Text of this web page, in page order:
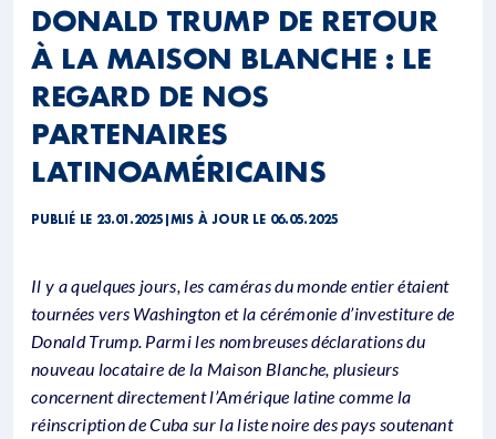
DONALD TRUMP DE RETOUR
À LA MAISON BLANCHE : LE
REGARD DE NOS
PARTENAIRES
LATINOAMÉRICAINS
PUBLIÉ LE 23.01.2025 |MIS À JOUR LE 06.05.2025
Il y a quelques jours, les caméras du monde entier étaient
tournées vers Washington et la cérémonie d’investiture de
Donald Trump. Parmi les nombreuses déclarations du
nouveau locataire de la Maison Blanche, plusieurs
concernent directement l’Amérique latine comme la
réinscription de Cuba sur la liste noire des pays soutenant